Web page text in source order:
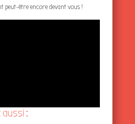
peut-être encore devant vous !
: